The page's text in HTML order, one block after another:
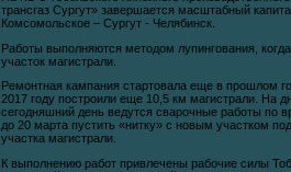
трансгаз Сургут» завершается масштабный
Комсомольское – Сургут - Челябинск.
Работы выполняются методом лупингования,
участок магистрали.
Ремонтная кампания стартовала еще в прошлом
2017 году построили еще 10,5 км магистрали. На
сегодняшний день ведутся сварочные работы по
до 20 марта пустить «нитку» с новым участком
участка магистрали.
К выполнению работ привлечены рабочие силы